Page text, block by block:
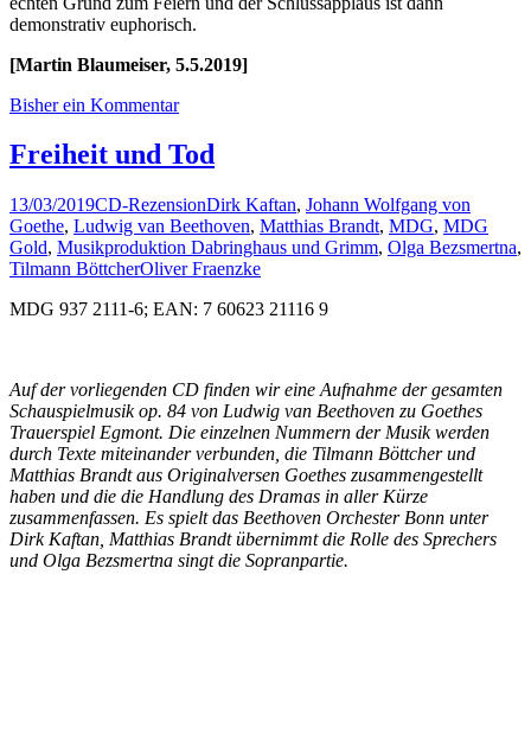
demonstrativ euphorisch.
[Martin Blaumeiser, 5.5.2019]
Bisher ein Kommentar
Freiheit und Tod
13/03/2019CD-RezensionDirk Kaftan, Johann Wolfgang von
Goethe, Ludwig van Beethoven, Matthias Brandt, MDG, MDG
Gold, Musikproduktion Dabringhaus und Grimm, Olga Bezsmertna,
Tilmann BöttcherOliver Fraenzke
MDG 937 2111-6; EAN: 7 60623 21116 9
Auf der vorliegenden CD finden wir eine Aufnahme der gesamten
Schauspielmusik op. 84 von Ludwig van Beethoven zu Goethes
Trauerspiel Egmont. Die einzelnen Nummern der Musik werden
durch Texte miteinander verbunden, die Tilmann Böttcher und
Matthias Brandt aus Originalversen Goethes zusammengestellt
haben und die die Handlung des Dramas in aller Kürze
zusammenfassen. Es spielt das Beethoven Orchester Bonn unter
Dirk Kaftan, Matthias Brandt übernimmt die Rolle des Sprechers
und Olga Bezsmertna singt die Sopranpartie.